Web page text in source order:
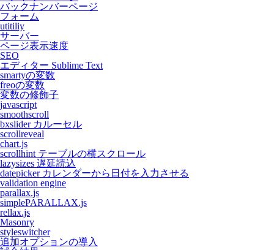
バックナンバーページ
フォーム
utitiliy
サーバー
ページ表示速度
SEO
エディター Sublime Text
smartyの変数
freoの変数
変数の修飾子
javascript
smoothscroll
bxslider カルーセル
scrollreveal
chart.js
scrollhint テーブルの横スクロール
lazysizes 遅延読込
datepicker カレンダーから日付を入力させる
validation engine
parallax.js
simplePARALLAX.js
rellax.js
Masonry
styleswitcher
追加オプションの導入